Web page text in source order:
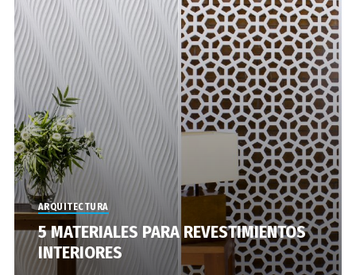
ARQUITECTURA
5 MATERIALES PARA REVESTIMIENTOS
INTERIORES